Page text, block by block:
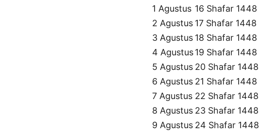
1 Agustus 16 Shafar 1448
2 Agustus 17 Shafar 1448
3 Agustus 18 Shafar 1448
4 Agustus19 Shafar 1448
5 Agustus 20 Shafar 1448
6 Agustus 21 Shafar 1448
7 Agustus 22 Shafar 1448
8 Agustus 23 Shafar 1448
9 Agustus 24 Shafar 1448